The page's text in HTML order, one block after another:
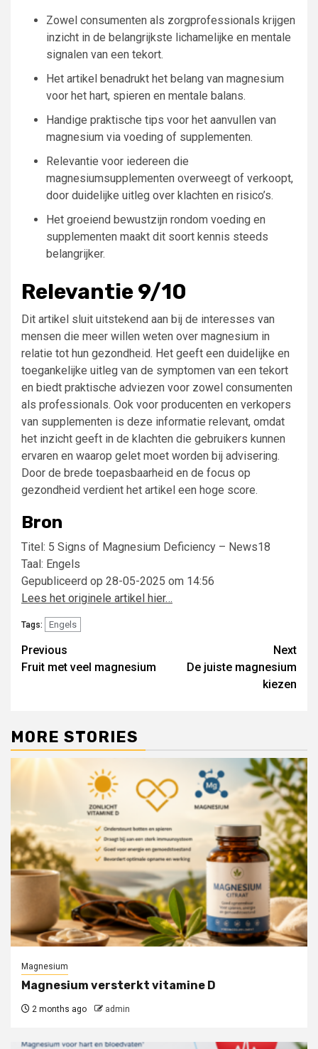
Zowel consumenten als zorgprofessionals krijgen
inzicht in de belangrijkste lichamelijke en mentale
signalen van een tekort.
Het artikel benadrukt het belang van magnesium
voor het hart, spieren en mentale balans.
Handige praktische tips voor het aanvullen van
magnesium via voeding of supplementen.
Relevantie voor iedereen die
magnesiumsupplementen overweegt of verkoopt,
door duidelijke uitleg over klachten en risico’s.
Het groeiend bewustzijn rondom voeding en
supplementen maakt dit soort kennis steeds
belangrijker.
Relevantie 9/10
Dit artikel sluit uitstekend aan bij de interesses van
mensen die meer willen weten over magnesium in
relatie tot hun gezondheid. Het geeft een duidelijke en
toegankelijke uitleg van de symptomen van een tekort
en biedt praktische adviezen voor zowel consumenten
als professionals. Ook voor producenten en verkopers
van supplementen is deze informatie relevant, omdat
het inzicht geeft in de klachten die gebruikers kunnen
ervaren en waarop gelet moet worden bij advisering.
Door de brede toepasbaarheid en de focus op
gezondheid verdient het artikel een hoge score.
Bron
Titel: 5 Signs of Magnesium Deficiency – News18
Taal: Engels
Gepubliceerd op 28-05-2025 om 14:56
Lees het originele artikel hier…
Tags: Engels
Post
navigation
Previous
Fruit met veel magnesium
Next
De juiste magnesium
kiezen
MORE STORIES
Magnesium
Magnesium versterkt vitamine D
2 months ago admin